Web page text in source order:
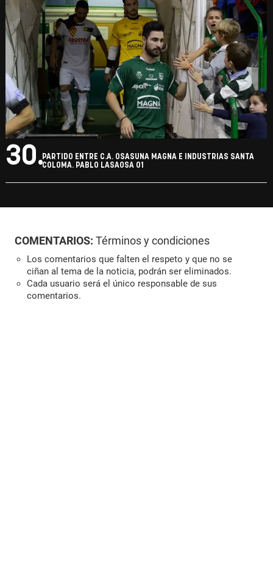
30.PARTIDO ENTRE C.A. OSASUNA MAGNA E INDUSTRIAS SANTA
COLOMA. PABLO LASAOSA 01
COMENTARIOS: Términos y condiciones
Los comentarios que falten el respeto y que no se
ciñan al tema de la noticia, podrán ser eliminados.
Cada usuario será el único responsable de sus
comentarios.